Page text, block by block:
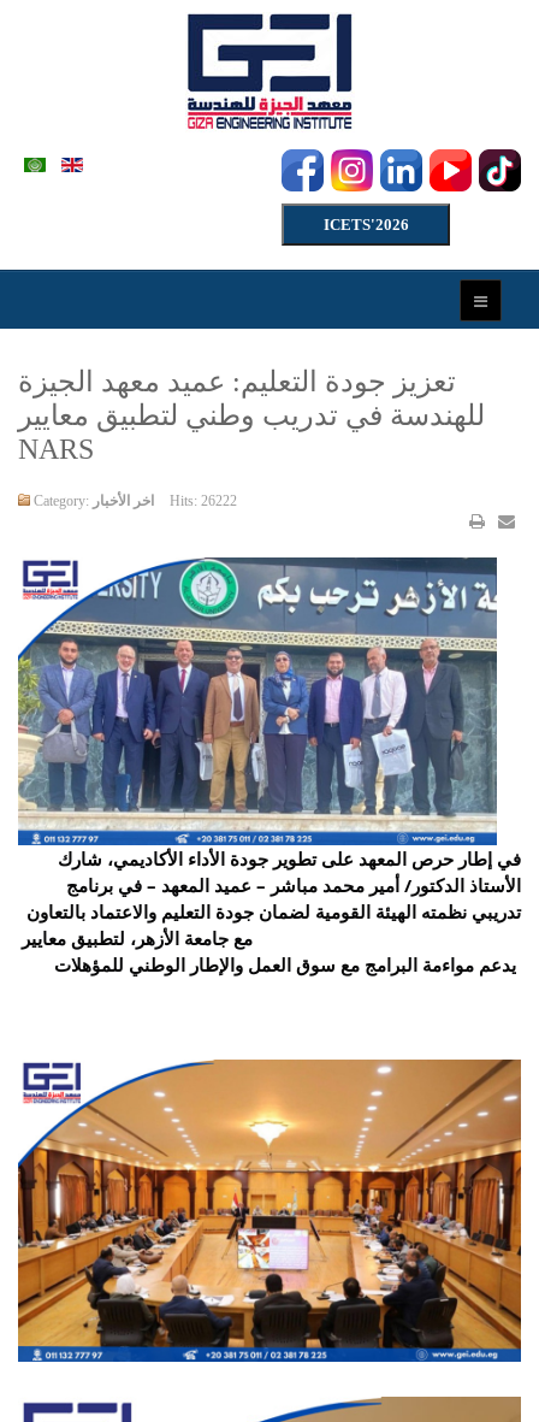
ICETS'2026
تعزيز جودة التعليم: عميد معهد الجيزة
للهندسة في تدريب وطني لتطبيق معايير
NARS
Category: اخر الأخبار Hits: 26222
مع جامعة الأزهر، لتطبيق معايير (NARS) القائمة على الجدارات، بما
يدعم مواءمة البرامج مع سوق العمل والإطار الوطني للمؤهلات